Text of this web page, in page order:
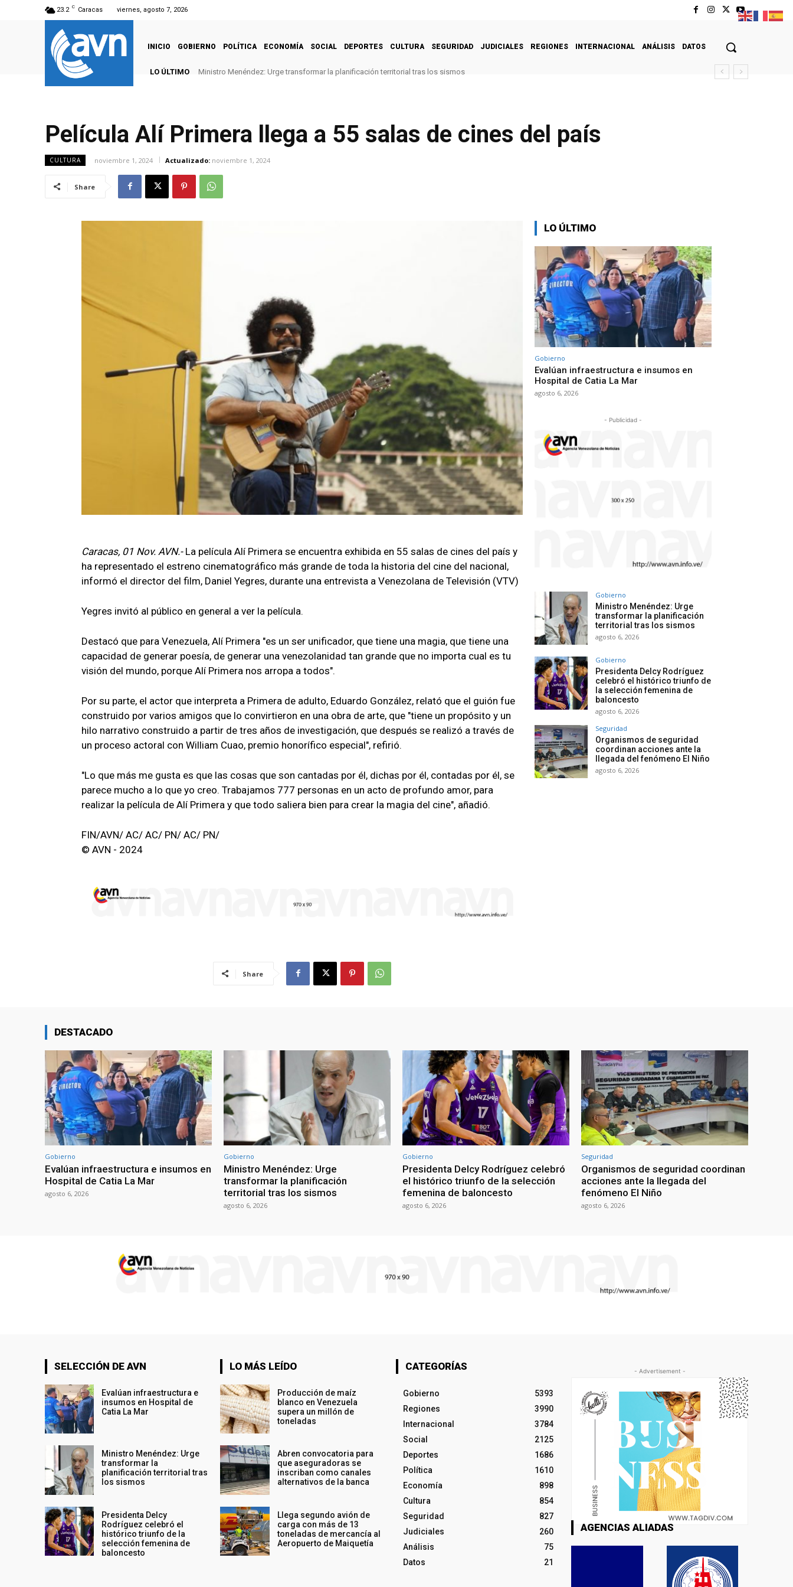
23.2 C Caracas viernes, agosto 7, 2026
INICIO GOBIERNO POLÍTICA ECONOMÍA SOCIAL DEPORTES CULTURA SEGURIDAD JUDICIALES REGIONES INTERNACIONAL ANÁLISIS DATOS
LO ÚLTIMO Ministro Menéndez: Urge transformar la planificación territorial tras los sismos
Película Alí Primera llega a 55 salas de cines del país
CULTURA noviembre 1, 2024 Actualizado: noviembre 1, 2024
Share
Caracas, 01 Nov. AVN.- La película Alí Primera se encuentra exhibida en 55 salas de cines del país y
ha representado el estreno cinematográfico más grande de toda la historia del cine del nacional,
informó el director del film, Daniel Yegres, durante una entrevista a Venezolana de Televisión (VTV)
Yegres invitó al público en general a ver la película.
Destacó que para Venezuela, Alí Primera "es un ser unificador, que tiene una magia, que tiene una
capacidad de generar poesía, de generar una venezolanidad tan grande que no importa cual es tu
visión del mundo, porque Alí Primera nos arropa a todos".
Por su parte, el actor que interpreta a Primera de adulto, Eduardo González, relató que el guión fue
construido por varios amigos que lo convirtieron en una obra de arte, que "tiene un propósito y un
hilo narrativo construido a partir de tres años de investigación, que después se realizó a través de
un proceso actoral con William Cuao, premio honorífico especial", refirió.
"Lo que más me gusta es que las cosas que son cantadas por él, dichas por él, contadas por él, se
parece mucho a lo que yo creo. Trabajamos 777 personas en un acto de profundo amor, para
realizar la película de Alí Primera y que todo saliera bien para crear la magia del cine", añadió.
FIN/AVN/ AC/ AC/ PN/ AC/ PN/
© AVN - 2024
Share
LO ÚLTIMO
Gobierno
Evalúan infraestructura e insumos en
Hospital de Catia La Mar
agosto 6, 2026
- Publicidad -
Gobierno
Ministro Menéndez: Urge
transformar la planificación
territorial tras los sismos
agosto 6, 2026
Gobierno
Presidenta Delcy Rodríguez
celebró el histórico triunfo de
la selección femenina de
baloncesto
agosto 6, 2026
Seguridad
Organismos de seguridad
coordinan acciones ante la
llegada del fenómeno El Niño
agosto 6, 2026
DESTACADO
Gobierno
Evalúan infraestructura e insumos en
Hospital de Catia La Mar
agosto 6, 2026
Gobierno
Ministro Menéndez: Urge
transformar la planificación
territorial tras los sismos
agosto 6, 2026
Gobierno
Presidenta Delcy Rodríguez celebró
el histórico triunfo de la selección
femenina de baloncesto
agosto 6, 2026
Seguridad
Organismos de seguridad coordinan
acciones ante la llegada del
fenómeno El Niño
agosto 6, 2026
SELECCIÓN DE AVN
Evalúan infraestructura e
insumos en Hospital de
Catia La Mar
Ministro Menéndez: Urge
transformar la
planificación territorial tras
los sismos
Presidenta Delcy
Rodríguez celebró el
histórico triunfo de la
selección femenina de
baloncesto
LO MÁS LEÍDO
Producción de maíz
blanco en Venezuela
supera un millón de
toneladas
Abren convocatoria para
que aseguradoras se
inscriban como canales
alternativos de la banca
Llega segundo avión de
carga con más de 13
toneladas de mercancía al
Aeropuerto de Maiquetía
CATEGORÍAS
Gobierno
5393
Regiones
3990
Internacional
3784
Social
2125
Deportes
1686
Política
1610
Economía
898
Cultura
854
Seguridad
827
Judiciales
260
Análisis
75
Datos
21
- Advertisement -
AGENCIAS ALIADAS